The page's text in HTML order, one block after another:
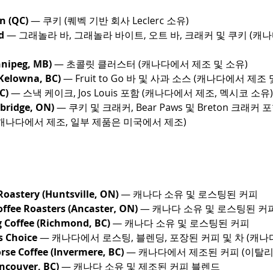
(QC) — 쿠키 (퀘벡 기반 회사 Leclerc 소유)
— 그래놀라 바, 그래놀라 바이트, 오트 바, 크래커 및 쿠키 (캐
MB) — 초콜릿 클러스터 (캐나다에서 제조 및 소유)
BC) — Fruit to Go 바 및 사과 소스 (캐나다에서 제조
— 스낵 케이크, Jos Louis 포함 (캐나다에서 제조, 멕시코 소유)
ON) — 쿠키 및 크래커, Bear Paws 및 Breton 크래커
나다에서 제조, 일부 제품은 미국에서 제조)
(Huntsville, ON) — 캐나다 소유 및 로스팅된 커피
Roasters (Ancaster, ON) — 캐나다 소유 및 로스팅된 커
Coffee (Richmond, BC) — 캐나다 소유 및 로스팅된 커피
Choice — 캐나다에서 로스팅, 블렌딩, 포장된 커피 및 차 (캐나
Coffee (Invermere, BC) — 캐나다에서 제조된 커피 (이탈
BC) — 캐나다 소유 및 제조된 커피 블렌드